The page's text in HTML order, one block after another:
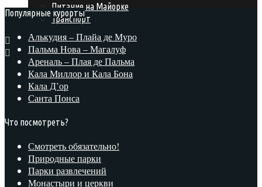
Питание на Майорке
Транспорт
Популярные курорты
Алькудия – Плайа де Муро
Пальма Нова – Магалуф
Ареналь – Плая де Пальма
Кала Миллор и Кала Бона
Кала Д’ор
Санта Понса
Что посмотреть?
Смотреть обязательно!
Природные парки
Парки развлечений
Монастыри и церкви